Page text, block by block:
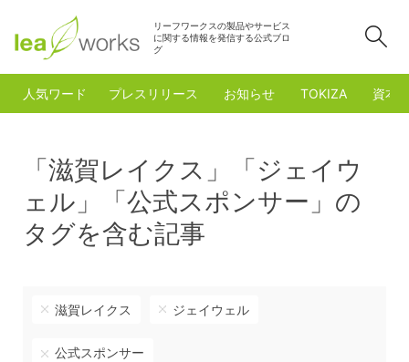
リーフワークスの製品やサービス
に関する情報を発信する公式ブロ
グ
人気ワード プレスリリース お知らせ TOKIZA 資本
「滋賀レイクス」「ジェイウ
ェル」「公式スポンサー」の
タグを含む記事
滋賀レイクス ジェイウェル
公式スポンサー